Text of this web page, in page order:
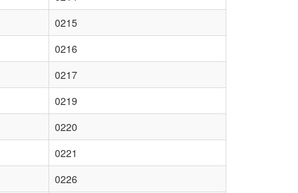
0215
0216
0217
0219
0220
0221
0226